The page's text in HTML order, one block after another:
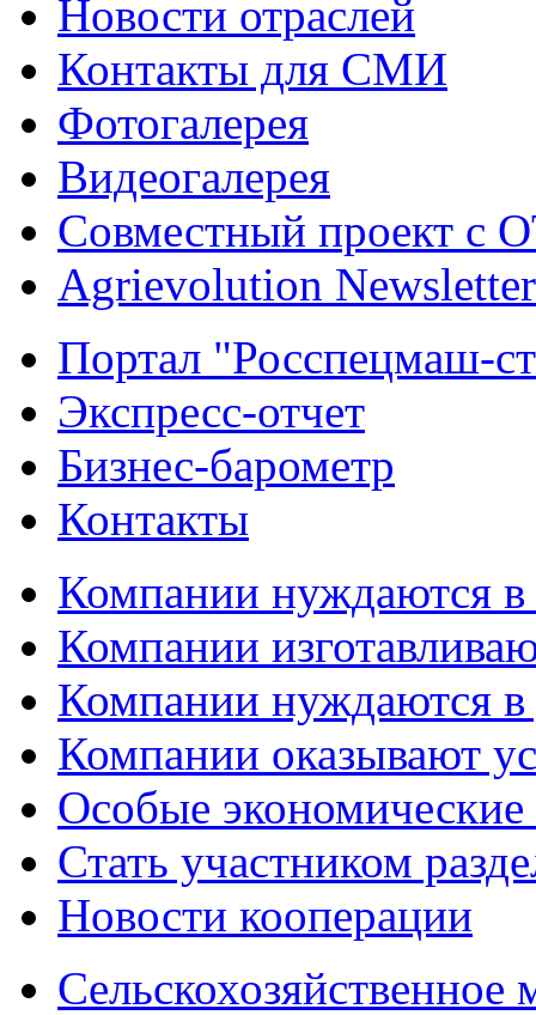
Новости отраслей
Контакты для СМИ
Фотогалерея
Видеогалерея
Совместный проект с
Agrievolution Newsletter
Портал "Росспецмаш-
Экспресс-отчет
Бизнес-барометр
Контакты
Компании нуждаются в
Компании
Компании нуждаются в
Компании оказывают
Особые
Стать участником
Новости кооперации